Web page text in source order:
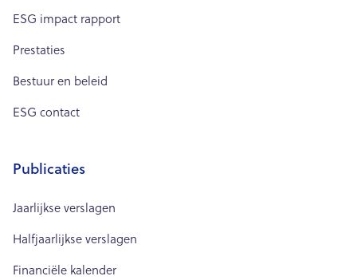
ESG impact rapport
Prestaties
Bestuur en beleid
ESG contact
Publicaties
Jaarlijkse verslagen
Halfjaarlijkse verslagen
Financiële kalender